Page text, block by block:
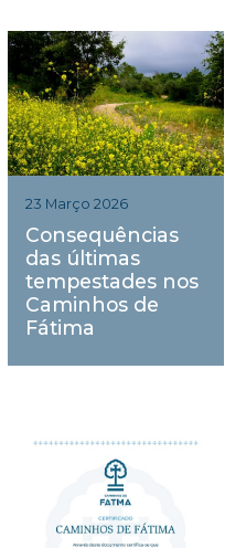
23 Março 2026
Consequências
das últimas
tempestades nos
Caminhos de
Fátima